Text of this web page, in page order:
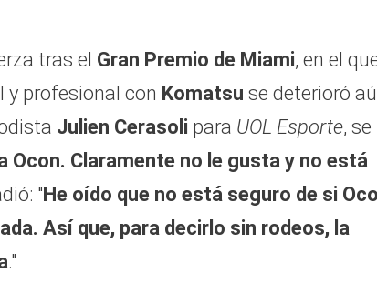
tras el Gran Premio de Miami, en el
y profesional con Komatsu se deterioró
Julien Cerasoli para UOL Esporte, se
Ocon. Claramente no le gusta y no está
" He oído que no está seguro de si
Así que, para decirlo sin rodeos, la
."